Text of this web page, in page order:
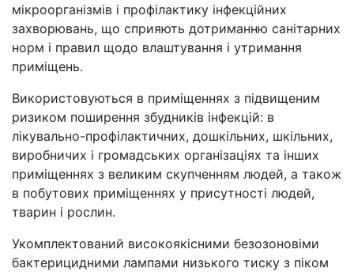
мікроорганізмів і профілактику інфекційних
захворювань, що сприяють дотриманню санітарних
норм і правил щодо влаштування і утримання
приміщень.
Використовуються в приміщеннях з підвищеним
ризиком поширення збудників інфекцій: в
лікувально-профілактичних, дошкільних, шкільних,
виробничих і громадських організаціях та інших
приміщеннях з великим скупченням людей, а також
в побутових приміщеннях у присутності людей,
тварин і рослин.
Укомплектований високоякісними безозоновіми
бактерицидними лампами низького тиску з піком